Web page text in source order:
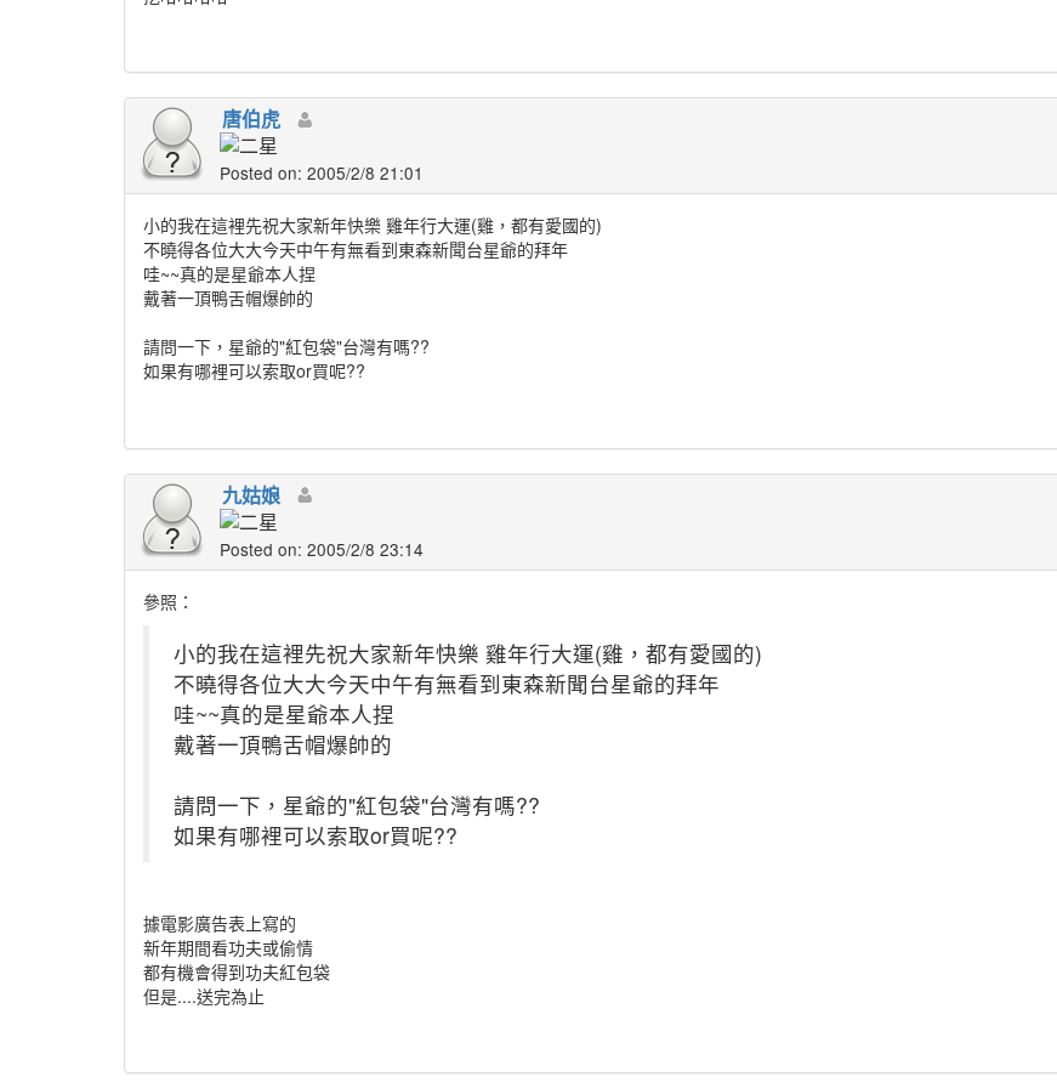
唐伯虎
Posted on: 2005/2/8 21:01
小的我在這裡先祝大家新年快樂 雞年行大運(雞，都有愛國的)
不曉得各位大大今天中午有無看到東森新聞台星爺的拜年
哇~~真的是星爺本人捏
戴著一頂鴨舌帽爆帥的
請問一下，星爺的"紅包袋"台灣有嗎??
如果有哪裡可以索取or買呢??
九姑娘
Posted on: 2005/2/8 23:14
參照：
小的我在這裡先祝大家新年快樂 雞年行大運(雞，都有愛國的)
不曉得各位大大今天中午有無看到東森新聞台星爺的拜年
哇~~真的是星爺本人捏
戴著一頂鴨舌帽爆帥的
請問一下，星爺的"紅包袋"台灣有嗎??
如果有哪裡可以索取or買呢??
據電影廣告表上寫的
新年期間看功夫或偷情
都有機會得到功夫紅包袋
但是....送完為止